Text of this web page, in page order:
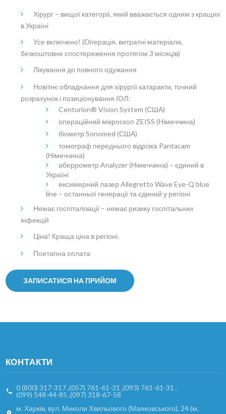
Хірург – вищої категорії, який вважається одним з кращих
в Україні
Усе включено! (Операція, витратні матеріали,
безкоштовне спостереження протягом 3 місяців)
Лікування до повного одужання
Новітнє обладнання для хірургії катаракти, точний
розрахунок і позиціонування ІОЛ:
Centurion® Vision System (США)
операційний мікроскоп ZEISS (Німеччина)
біометр Sonomed (США)
томограф переднього відрізка Pantacam
(Німеччина)
аберрометр Analyzer (Німеччина) – єдиний в
Україні
ексимерний лазер Allegretto Wave Eye-Q blue
line – останньої генерації та єдиний у регіоні
Немає госпіталізації – немає ризику госпітальних
інфекцій
Ціна! Краща ціна в регіоні.
Поетапна оплата
ЗАПИСАТИСЯ НА ПРИЙОМ
КОНТАКТИ
0 (800) 317-317 ,(057) 761-61-31 ,(093) 761-61-31 ,
(099) 548-44-85 ,(097) 318-67-58
м. Харків, вул. Миколи Хвильового (Маяковського), 24 (м.